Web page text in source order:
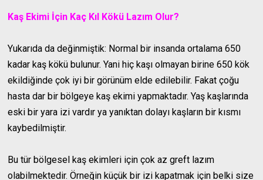
Kaş Ekimi İçin Kaç Kıl Kökü Lazım Olur?
Yukarıda da değinmiştik: Normal bir insanda ortalama 650
kadar kaş kökü bulunur. Yani hiç kaşı olmayan birine 650 kök
ekildiğinde çok iyi bir görünüm elde edilebilir. Fakat çoğu
hasta dar bir bölgeye kaş ekimi yapmaktadır. Yaş kaşlarında
eski bir yara izi vardır ya yanıktan dolayı kaşların bir kısmı
kaybedilmiştir.
Bu tür bölgesel kaş ekimleri için çok az greft lazım
olabilmektedir. Örneğin küçük bir izi kapatmak için belki size